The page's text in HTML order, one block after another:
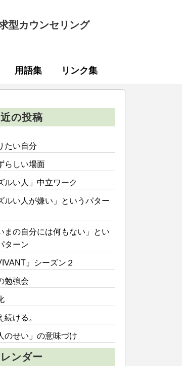
型カウンセリング
用語集 リンク集
の投稿
たい自分
らしい場面
ルい人」中立ワーク
ルい人が嫌い」というパター
まの自分には何もない」とい
ターン
』シーズン２
勉強会
続ける。
のせい」の意味づけ
ンダー